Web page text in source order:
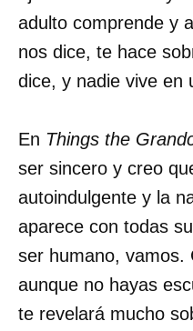
adulto comprende y
nos dice, te hace
dice, y nadie vive en
En Things the
ser sincero y creo
autoindulgente y la
aparece con todas
ser humano, vamos.
aunque no hayas
te revelará mucho